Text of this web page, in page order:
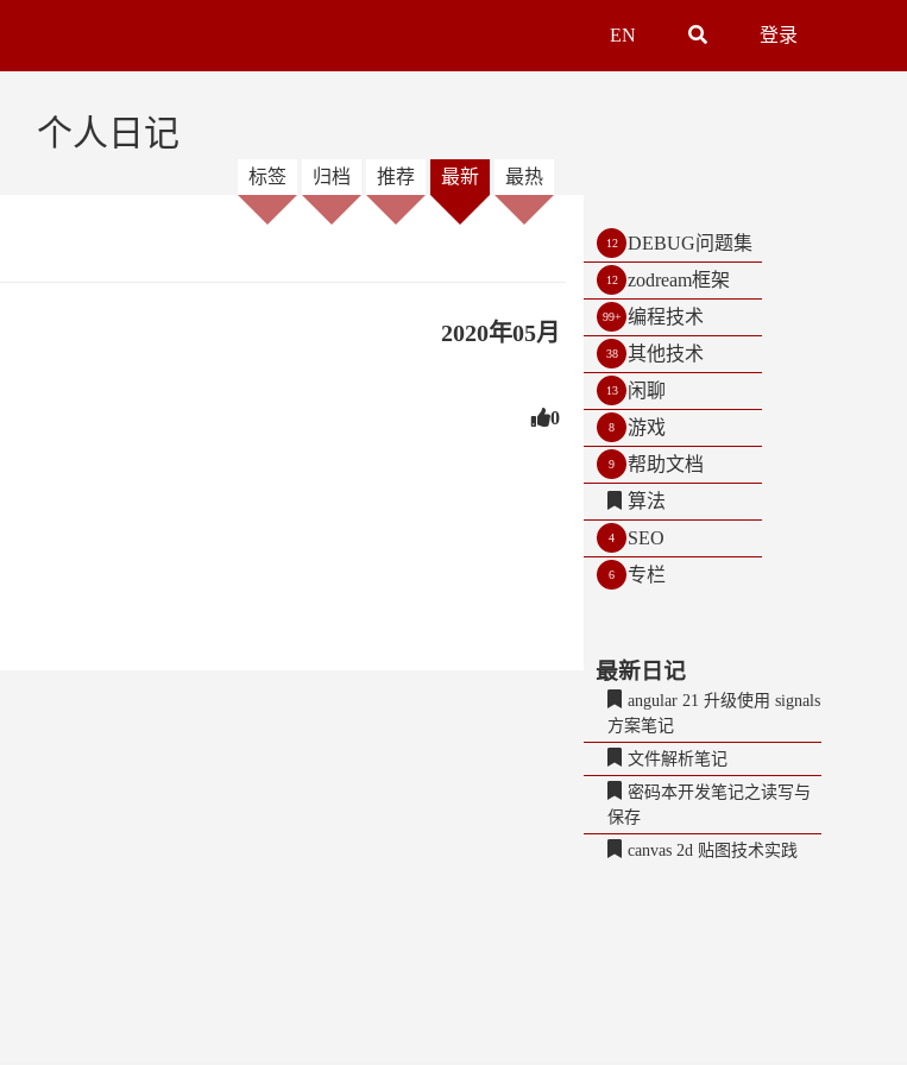
EN 登录
个人日记
DEBUG问题集
12
zodream框架
12
编程技术
99+
其他技术
38
闲聊
13
游戏
8
帮助文档
9
算法
SEO
4
专栏
6
最新日记
angular 21 升级使用 signals
方案笔记
文件解析笔记
密码本开发笔记之读写与
保存
canvas 2d 贴图技术实践
标签 归档 推荐 最新 最热
2020年05月
0